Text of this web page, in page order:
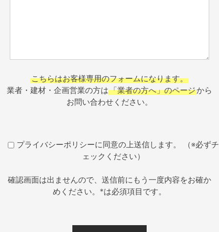
こちらはお客様専用のフォームになります。
業者・建材・企画営業の方は「業者の方へ」のページから
お問い合わせください。
プライバシーポリシーに同意の上送信します。 （※必ずチ
ェックください）
確認画面は出ませんので、送信前にもう一度内容をお確か
めください。*は必須項目です。